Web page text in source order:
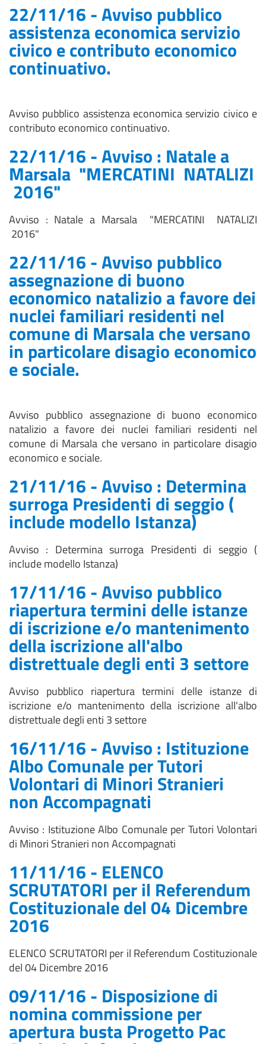
22/11/16 - Avviso pubblico
assistenza economica servizio
civico e contributo economico
continuativo.
Avviso pubblico assistenza economica servizio civico e
contributo economico continuativo.
22/11/16 - Avviso : Natale a
Marsala "MERCATINI NATALIZI
2016"
Avviso : Natale a Marsala "MERCATINI NATALIZI
2016"
22/11/16 - Avviso pubblico
assegnazione di buono
economico natalizio a favore dei
nuclei familiari residenti nel
comune di Marsala che versano
in particolare disagio economico
e sociale.
Avviso pubblico assegnazione di buono economico
natalizio a favore dei nuclei familiari residenti nel
comune di Marsala che versano in particolare disagio
economico e sociale.
21/11/16 - Avviso : Determina
surroga Presidenti di seggio (
include modello Istanza)
Avviso : Determina surroga Presidenti di seggio (
include modello Istanza)
17/11/16 - Avviso pubblico
riapertura termini delle istanze
di iscrizione e/o mantenimento
della iscrizione all'albo
distrettuale degli enti 3 settore
Avviso pubblico riapertura termini delle istanze di
iscrizione e/o mantenimento della iscrizione all'albo
distrettuale degli enti 3 settore
16/11/16 - Avviso : Istituzione
Albo Comunale per Tutori
Volontari di Minori Stranieri
non Accompagnati
Avviso : Istituzione Albo Comunale per Tutori Volontari
di Minori Stranieri non Accompagnati
11/11/16 - ELENCO
SCRUTATORI per il Referendum
Costituzionale del 04 Dicembre
2016
ELENCO SCRUTATORI per il Referendum Costituzionale
del 04 Dicembre 2016
09/11/16 - Disposizione di
nomina commissione per
apertura busta Progetto Pac